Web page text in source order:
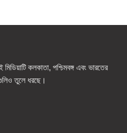
কলকাতা, পশ্চিমবঙ্গ এবং ভারতের
তুলে ধরছে।